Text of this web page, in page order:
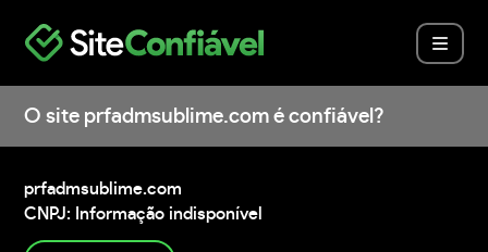
O site prfadmsublime.com é confiável?
prfadmsublime.com
CNPJ: Informação indisponível